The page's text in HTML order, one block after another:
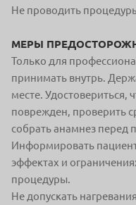
Не проводить
МЕРЫ
Только для
принимать внутрь.
месте. Удостовериться,
поврежден, проверить
собрать анамнез перед
Информировать
эффектах и
процедуры.
Не допускать